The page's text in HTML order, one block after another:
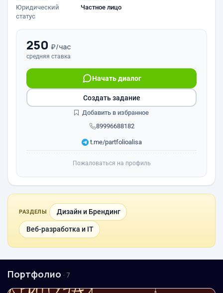
Юридический
статус
Частное лицо
250 ₽/час
средняя ставка
89996688182
Начать диалог
t.me/partfolioalisa
Создать задание
Добавить в избранное
Пожаловаться на профиль
РАЗДЕЛЫ Дизайн и Брендинг
Веб-разработка и IT
Портфолио · 7